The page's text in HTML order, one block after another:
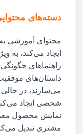
دسته‌های
محتوای آموزشی
ایجاد می‌کند، به
راهنماهای
داستان‌های
می‌سازند، در
شخصی ایجاد
نمایش محصول